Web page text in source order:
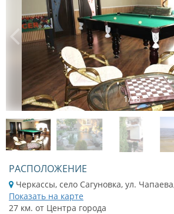
1/18
РАСПОЛОЖЕНИЕ
Черкассы, село Сагуновка, ул.
Показать на карте
27 км. от Центра города